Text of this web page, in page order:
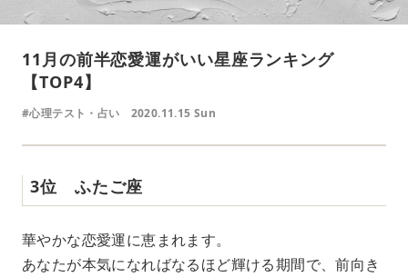
11月の前半恋愛運がいい星座ランキング
【TOP4】
#心理テスト・占い 2020.11.15 Sun
3位 ふたご座
華やかな恋愛運に恵まれます。
あなたが本気になればなるほど輝ける期間で、前向き